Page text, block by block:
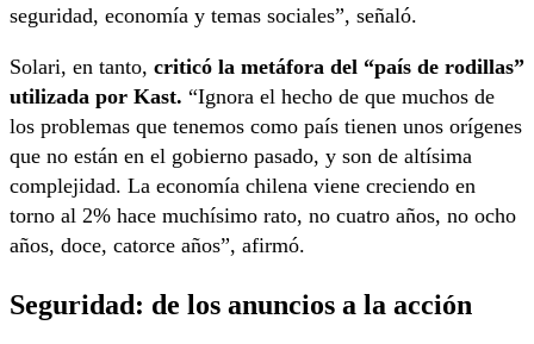
seguridad, economía y temas sociales”, señaló.
Solari, en tanto, criticó la metáfora del “país de rodillas”
utilizada por Kast. “Ignora el hecho de que muchos de
los problemas que tenemos como país tienen unos orígenes
que no están en el gobierno pasado, y son de altísima
complejidad. La economía chilena viene creciendo en
torno al 2% hace muchísimo rato, no cuatro años, no ocho
años, doce, catorce años”, afirmó.
Seguridad: de los anuncios a la acción